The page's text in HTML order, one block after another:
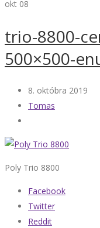
okt 08
trio-8800-
500×500-
8. októbra 2019
Tomas
Poly Trio 8800
Facebook
Twitter
Reddit